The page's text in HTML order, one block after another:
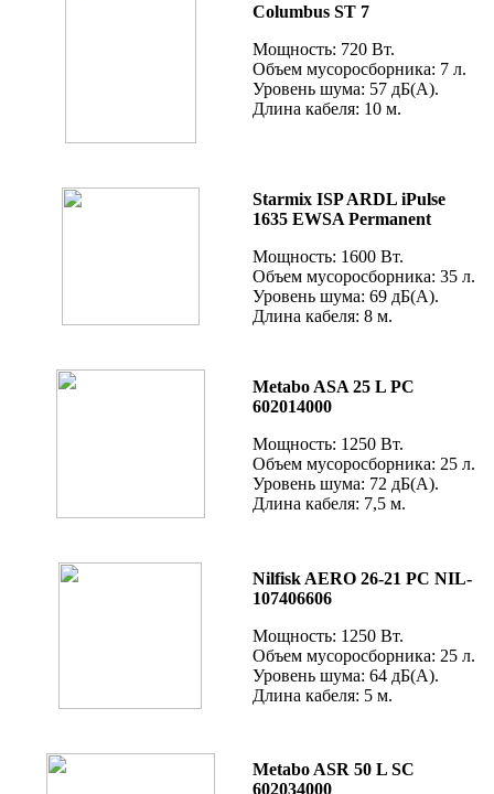
Columbus ST 7
Мощность: 720 Вт.
Объем мусоросборника: 7 л.
Уровень шума: 57 дБ(А).
Длина кабеля: 10 м.
Starmix ISP ARDL iPulse
1635 EWSA Permanent
Мощность: 1600 Вт.
Объем мусоросборника: 35 л.
Уровень шума: 69 дБ(А).
Длина кабеля: 8 м.
Metabo ASA 25 L PC
602014000
Мощность: 1250 Вт.
Объем мусоросборника: 25 л.
Уровень шума: 72 дБ(А).
Длина кабеля: 7,5 м.
Nilfisk AERO 26-21 PC NIL-
107406606
Мощность: 1250 Вт.
Объем мусоросборника: 25 л.
Уровень шума: 64 дБ(А).
Длина кабеля: 5 м.
Metabo ASR 50 L SC
602034000